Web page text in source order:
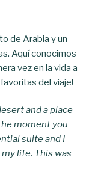
de Arabia y un
Aquí conocimos
vez en la vida a
del viaje!
and a place
moment you
suite and I
life. This was